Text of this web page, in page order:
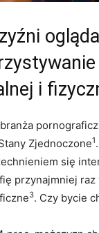
i
Zjednoczone1
się
przynajmniej raz
3. Czy bycie